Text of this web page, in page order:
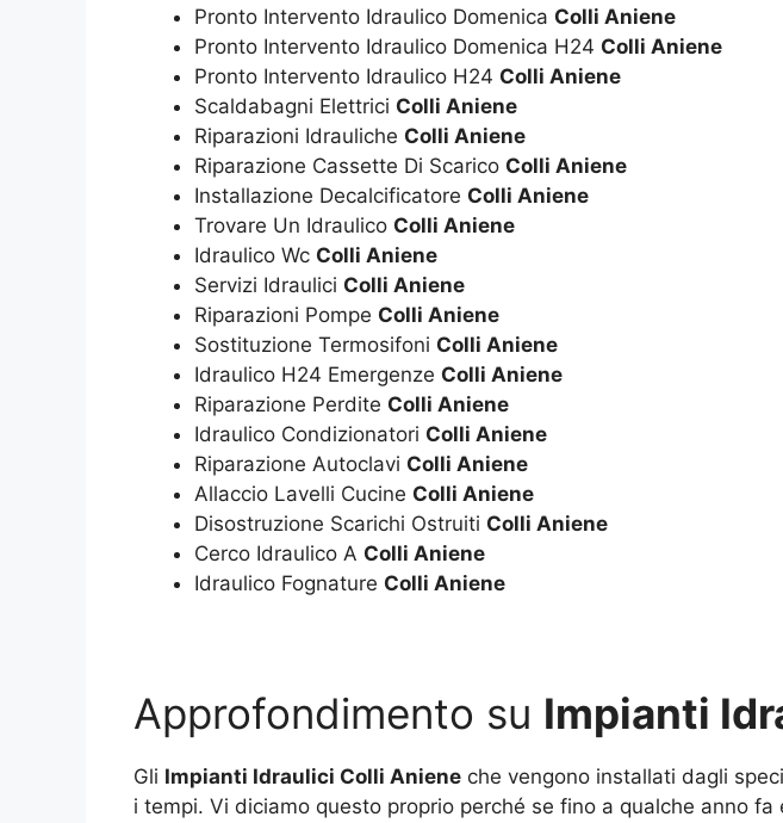
Pronto Intervento Idraulico Domenica Colli Aniene
Pronto Intervento Idraulico Domenica H24 Colli Aniene
Pronto Intervento Idraulico H24 Colli Aniene
Scaldabagni Elettrici Colli Aniene
Riparazioni Idrauliche Colli Aniene
Riparazione Cassette Di Scarico Colli Aniene
Installazione Decalcificatore Colli Aniene
Trovare Un Idraulico Colli Aniene
Idraulico Wc Colli Aniene
Servizi Idraulici Colli Aniene
Riparazioni Pompe Colli Aniene
Sostituzione Termosifoni Colli Aniene
Idraulico H24 Emergenze Colli Aniene
Riparazione Perdite Colli Aniene
Idraulico Condizionatori Colli Aniene
Riparazione Autoclavi Colli Aniene
Allaccio Lavelli Cucine Colli Aniene
Disostruzione Scarichi Ostruiti Colli Aniene
Cerco Idraulico A Colli Aniene
Idraulico Fognature Colli Aniene
Approfondimento su Impianti
Gli Impianti Idraulici Colli Aniene che vengono installati dagli
i tempi. Vi diciamo questo proprio perché se fino a qualche anno